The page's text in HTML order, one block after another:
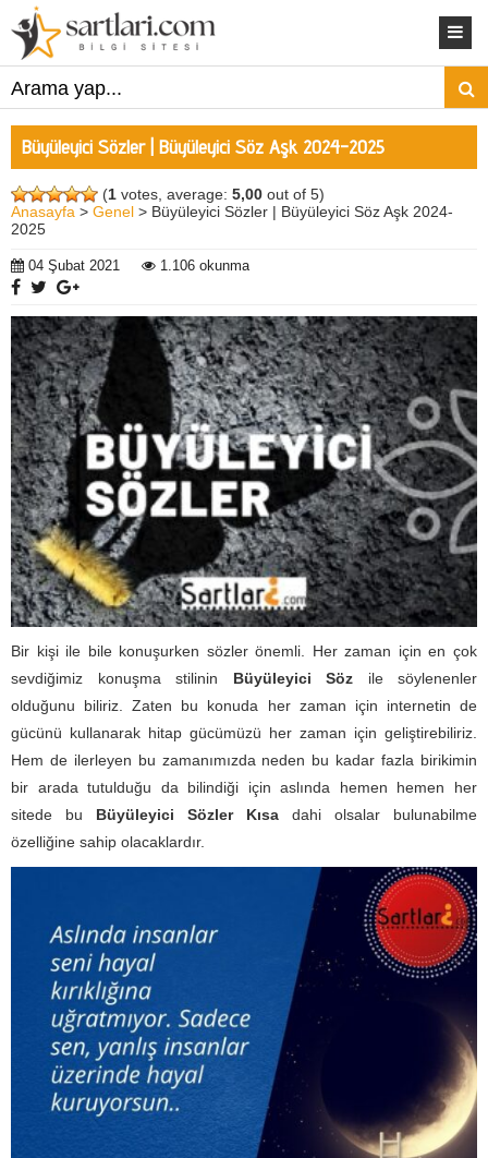
Büyüleyici Sözler | Büyüleyici Söz Aşk 2024-2025
(1 votes, average: 5,00 out of 5)
Anasayfa > Genel > Büyüleyici Sözler | Büyüleyici Söz Aşk 2024-
2025
04 Şubat 2021 1.106 okunma
Bir kişi ile bile konuşurken sözler önemli. Her zaman için en çok
sevdiğimiz konuşma stilinin Büyüleyici Söz ile söylenenler
olduğunu biliriz. Zaten bu konuda her zaman için internetin de
gücünü kullanarak hitap gücümüzü her zaman için geliştirebiliriz.
Hem de ilerleyen bu zamanımızda neden bu kadar fazla birikimin
bir arada tutulduğu da bilindiği için aslında hemen hemen her
sitede bu Büyüleyici Sözler Kısa dahi olsalar bulunabilme
özelliğine sahip olacaklardır.